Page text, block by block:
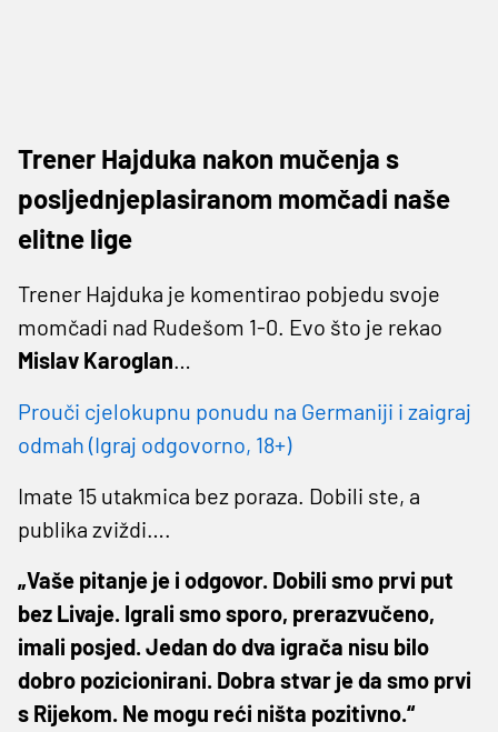
Trener Hajduka nakon mučenja s
posljednjeplasiranom momčadi naše
elitne lige
Trener Hajduka je komentirao pobjedu svoje
momčadi nad Rudešom 1-0. Evo što je rekao
Mislav Karoglan…
Prouči cjelokupnu ponudu na Germaniji i zaigraj
odmah (Igraj odgovorno, 18+)
Imate 15 utakmica bez poraza. Dobili ste, a
publika zviždi….
„Vaše pitanje je i odgovor. Dobili smo prvi put
bez Livaje. Igrali smo sporo, prerazvučeno,
imali posjed. Jedan do dva igrača nisu bilo
dobro pozicionirani. Dobra stvar je da smo prvi
s Rijekom. Ne mogu reći ništa pozitivno.“